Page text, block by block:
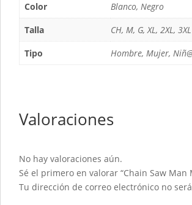
Color
Blanco, Negro
Talla
CH, M, G, XL, 2XL, 3XL
Tipo
Hombre, Mujer,
Valoraciones
No hay valoraciones aún.
Sé el primero en valorar “Chain Saw Man
Tu dirección de correo electrónico no